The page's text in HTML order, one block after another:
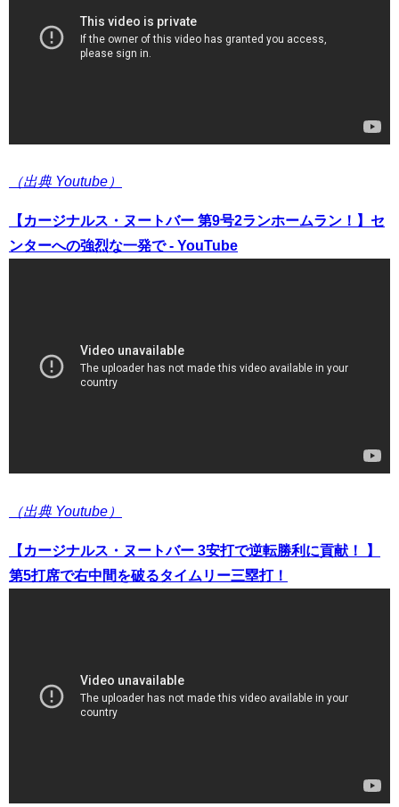
（出典 Youtube）
【カージナルス・ヌートバー 第9号2ランホームラン！】セ
ンターへの強烈な一発で - YouTube
（出典 Youtube）
【カージナルス・ヌートバー 3安打で逆転勝利に貢献！ 】
第5打席で右中間を破るタイムリー三塁打！